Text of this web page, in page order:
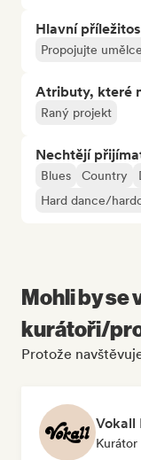
Hlavní
Propojujte
Atributy, které
Raný projekt
Nechtějí
Blues Country
Hard dance/
Mohli by se
kurátoři/
Protože
Vokall
Kurátor